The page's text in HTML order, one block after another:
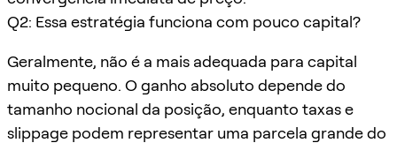
Q2: Essa estratégia funciona com pouco capital?
Geralmente, não é a mais adequada para capital
muito pequeno. O ganho absoluto depende do
tamanho nocional da posição, enquanto taxas e
slippage podem representar uma parcela grande do